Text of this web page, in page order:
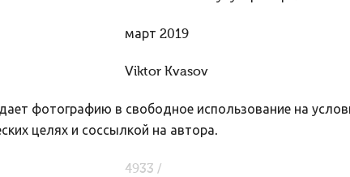
март 2019
Viktor Kvasov
фотографию в свободное использование на
целях и соссылкой на автора.
4933 /